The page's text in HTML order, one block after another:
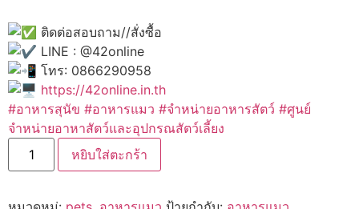
ติดต่อสอบถาม//สั่งซื้อ
LINE : @42online
โทร: 0866290958
https://42online.in.th
#อาหารสุนัข #อาหารแมว #จำหน่ายอาหารสัตว์ #ศูนย์
จำหน่ายอาหาสัตว์และอุปกรณสัตว์เลี้ยง
จำนวน
Tetello
milli
หยิบใส่ตะกร้า